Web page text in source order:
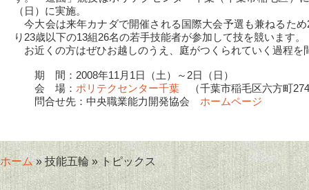
（日）に実施。
今大会は来年カナダで開催される国際大会予選も兼ねるた
り23歳以下の13組26名の若手技能者が参加して技を競います。
お近くの方はぜひお越しのうえ、庭がつくられていく過程を
期 間：2008年11月1日（土）～2日（日）
会 場： ポリテクセンター千葉 （千葉市稲毛区六方町
問合せ先：中央職業能力開発協会 ホームページ
ホーム» 技能五輪 » トピックス